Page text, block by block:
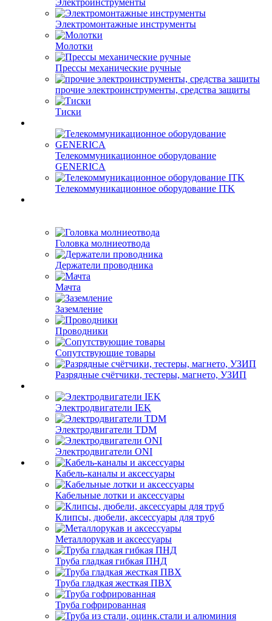
Электроинструменты
Электромонтажные инструменты
Молотки
Прессы механические ручные
прочие электроинструменты, средства защиты
Тиски
Телекоммуникационное оборудование
GENERICA
Телекоммуникационное оборудование ITK
Головка молниеотвода
Держатели проводника
Мачта
Заземление
Проводники
Сопутствующие товары
Разрядные счётчики, тестеры, магнето, УЗИП
Электродвигатели IEK
Электродвигатели TDM
Электродвигатели ONI
Кабель-каналы и аксессуары
Кабельные лотки и аксессуары
Клипсы, дюбели, аксессуары для труб
Металлорукав и аксессуары
Труба гладкая гибкая ПНД
Труба гладкая жесткая ПВХ
Труба гофрированная